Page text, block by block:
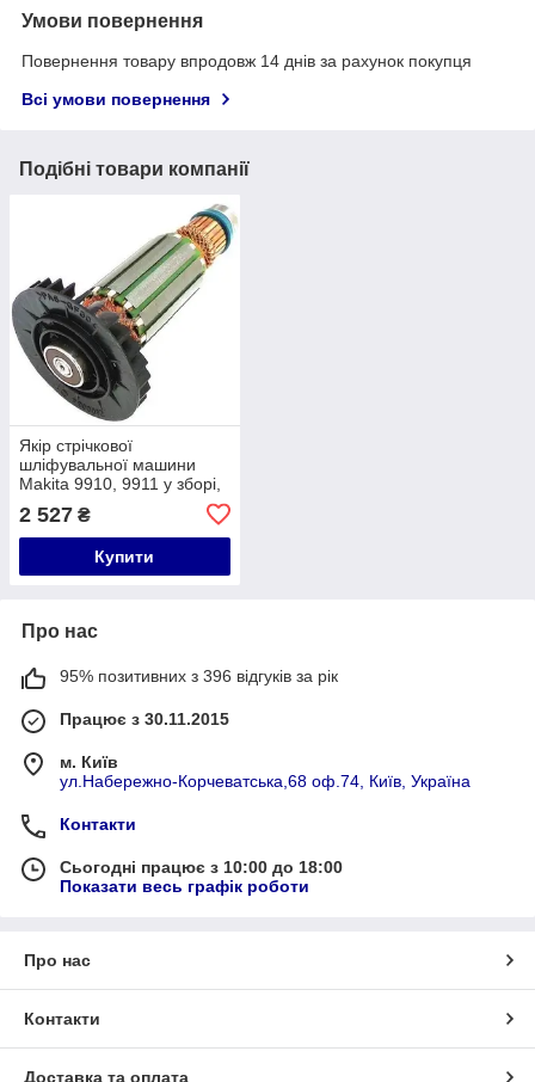
Умови повернення
Повернення товару впродовж 14 днів за рахунок покупця
Всі умови повернення
Подібні товари компанії
Якір стрічкової
шліфувальної машини
Makita 9910, 9911 у зборі,
2 527 ₴
Купити
Про нас
95% позитивних з 396 відгуків за рік
Працює з 30.11.2015
м. Київ
ул.Набережно-Корчеватська,68 оф.74, Київ, Україна
Контакти
Сьогодні працює з 10:00 до 18:00
Показати весь графік роботи
Про нас
Контакти
Доставка та оплата